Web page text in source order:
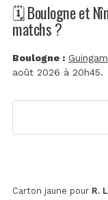
🗓️ Boulogne et
matchs ?
Boulogne :
août 2026 à 20h45.
Carton jaune pour R.